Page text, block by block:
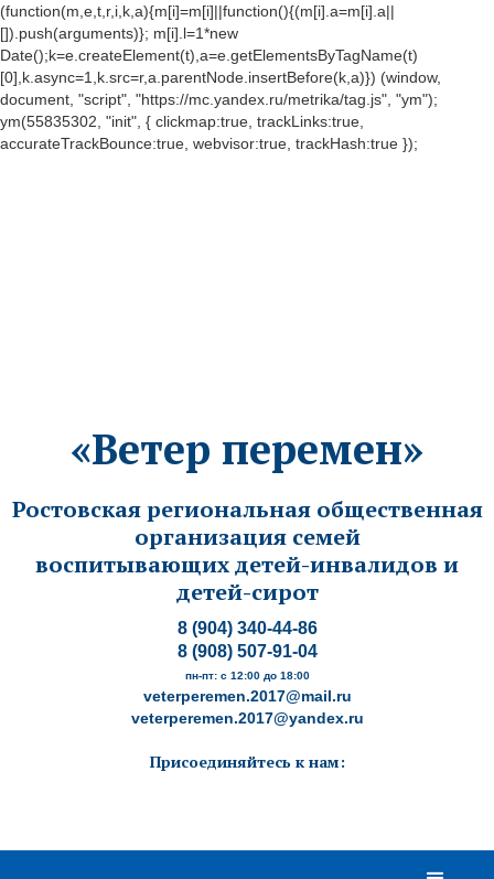
(function(m,e,t,r,i,k,a){m[i]=m[i]||function(){(m[i].a=m[i].a||
[]).push(arguments)}; m[i].l=1*new
Date();k=e.createElement(t),a=e.getElementsByTagName(t)
[0],k.async=1,k.src=r,a.parentNode.insertBefore(k,a)}) (window,
document, "script", "https://mc.yandex.ru/metrika/tag.js", "ym");
ym(55835302, "init", { clickmap:true, trackLinks:true,
accurateTrackBounce:true, webvisor:true, trackHash:true });
«Ветер перемен»
Ростовская региональная общественная
организация семей
воспитывающих детей-инвалидов и
детей-сирот
8 (904) 340-44-86
8 (908) 507-91-04
пн-пт: с 12:00 до 18:00
veterperemen.2017@mail.ru
veterperemen.2017@yandex.ru
Присоединяйтесь к нам: